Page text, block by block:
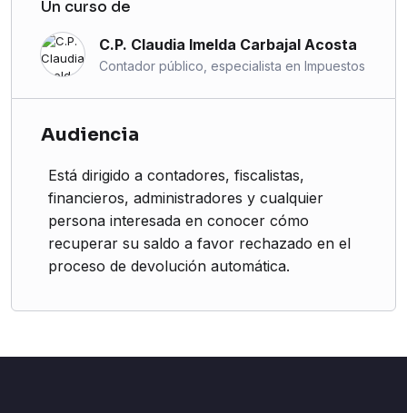
Un curso de
C.P. Claudia Imelda Carbajal Acosta
Contador público, especialista en Impuestos
Audiencia
Está dirigido a contadores, fiscalistas,
financieros, administradores y cualquier
persona interesada en conocer cómo
recuperar su saldo a favor rechazado en el
proceso de devolución automática.